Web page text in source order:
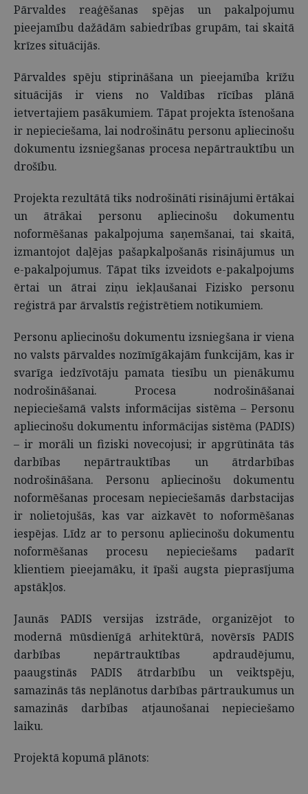
Pārvaldes reaģēšanas spējas un pakalpojumu
pieejamību dažādām sabiedrības grupām, tai skaitā
krīzes situācijās.
Pārvaldes spēju stiprināšana un pieejamība krīžu
situācijās ir viens no Valdības rīcības plānā
ietvertajiem pasākumiem. Tāpat projekta īstenošana
ir nepieciešama, lai nodrošinātu personu apliecinošu
dokumentu izsniegšanas procesa nepārtrauktību un
drošību.
Projekta rezultātā tiks nodrošināti risinājumi ērtākai
un ātrākai personu apliecinošu dokumentu
noformēšanas pakalpojuma saņemšanai, tai skaitā,
izmantojot daļējas pašapkalpošanās risinājumus un
e-pakalpojumus. Tāpat tiks izveidots e-pakalpojums
ērtai un ātrai ziņu iekļaušanai Fizisko personu
reģistrā par ārvalstīs reģistrētiem notikumiem.
Personu apliecinošu dokumentu izsniegšana ir viena
no valsts pārvaldes nozīmīgākajām funkcijām, kas ir
svarīga iedzīvotāju pamata tiesību un pienākumu
nodrošināšanai. Procesa nodrošināšanai
nepieciešamā valsts informācijas sistēma – Personu
apliecinošu dokumentu informācijas sistēma (PADIS)
– ir morāli un fiziski novecojusi; ir apgrūtināta tās
darbības nepārtrauktības un ātrdarbības
nodrošināšana. Personu apliecinošu dokumentu
noformēšanas procesam nepieciešamās darbstacijas
ir nolietojušās, kas var aizkavēt to noformēšanas
iespējas. Līdz ar to personu apliecinošu dokumentu
noformēšanas procesu nepieciešams padarīt
klientiem pieejamāku, it īpaši augsta pieprasījuma
apstākļos.
Jaunās PADIS versijas izstrāde, organizējot to
modernā mūsdienīgā arhitektūrā, novērsīs PADIS
darbības nepārtrauktības apdraudējumu,
paaugstinās PADIS ātrdarbību un veiktspēju,
samazinās tās neplānotus darbības pārtraukumus un
samazinās darbības atjaunošanai nepieciešamo
laiku.
Projektā kopumā plānots: